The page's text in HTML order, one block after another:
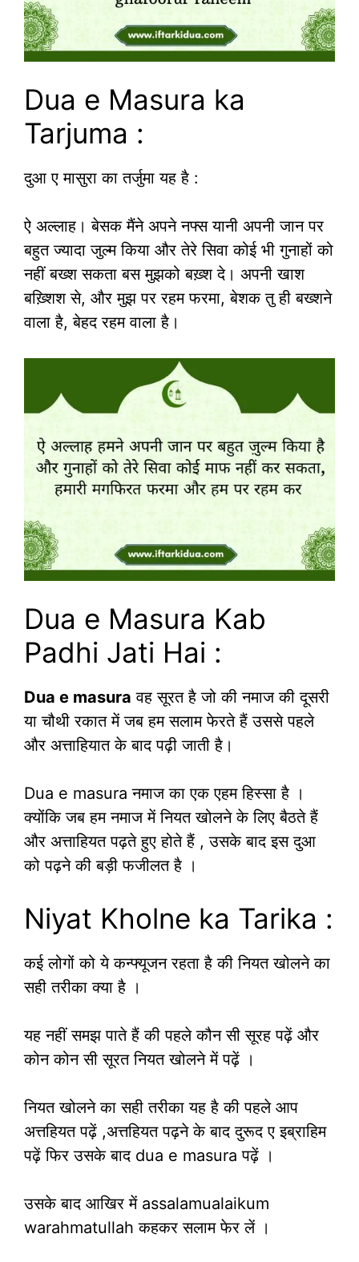
Dua e Masura ka
Tarjuma :
दुआ ए मासुरा का तर्जुमा यह है :
ऐ अल्लाह। बेसक मैंने अपने नफ्स यानी अपनी जान पर
बहुत ज्यादा जुल्म किया और तेरे सिवा कोई भी गुनाहों को
नहीं बख्श सकता बस मुझको बख़्श दे। अपनी खाश
बख़्शिश से, और मुझ‌ पर रहम फरमा, बेशक तु ही बख्शने
वाला है, बेहद रहम वाला है।
Dua e Masura Kab
Padhi Jati Hai :
Dua e masura वह सूरत है जो की नमाज की दूसरी
या चौथी रकात में जब हम सलाम फेरते हैं उससे पहले
और अत्ताहियात के बाद पढ़ी जाती है।
Dua e masura नमाज का एक एहम हिस्सा है ।
क्योंकि जब हम नमाज में नियत खोलने के लिए बैठते हैं
और अत्ताहियत पढ़ते हुए होते हैं , उसके बाद इस दुआ
को पढ़ने की बड़ी फजीलत है ।
Niyat Kholne ka Tarika :
कई लोगों को ये कन्फ्यूजन रहता है की नियत खोलने का
सही तरीका क्या है ।
यह नहीं समझ पाते हैं की पहले कौन सी सूरह पढ़ें और
कोन कोन सी सूरत नियत खोलने में पढ़ें ।
नियत खोलने का सही तरीका यह है की पहले आप
अत्तहियत पढ़ें ,अत्तहियत पढ़ने के बाद दुरूद ए इब्राहिम
पढ़ें फिर उसके बाद dua e masura पढ़ें ।
उसके बाद आखिर में assalamualaikum
warahmatullah कहकर सलाम फेर लें ।